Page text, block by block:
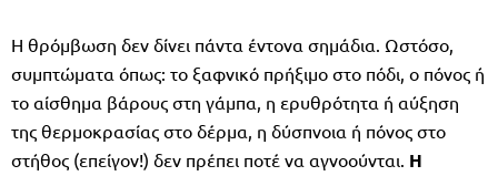
Η θρόμβωση δεν δίνει πάντα έντονα σημάδια. Ωστόσο,
συμπτώματα όπως: το ξαφνικό πρήξιμο στο πόδι, ο πόνος ή
το αίσθημα βάρους στη γάμπα, η ερυθρότητα ή αύξηση
της θερμοκρασίας στο δέρμα, η δύσπνοια ή πόνος στο
στήθος (επείγον!) δεν πρέπει ποτέ να αγνοούνται. Η